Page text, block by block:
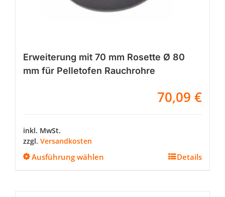
Erweiterung mit 70 mm Rosette Ø 80
mm für Pelletofen Rauchrohre
70,09 €
inkl. MwSt.
zzgl. Versandkosten
Ausführung wählen Details